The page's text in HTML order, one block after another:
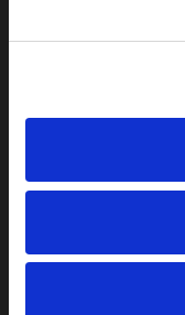
Pentru copii